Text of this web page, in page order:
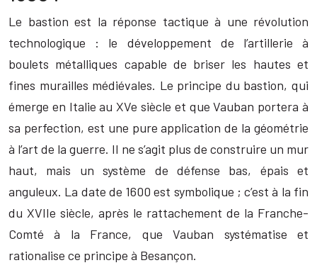
Le bastion est la réponse tactique à une révolution
technologique : le développement de l’artillerie à
boulets métalliques capable de briser les hautes et
fines murailles médiévales. Le principe du bastion, qui
émerge en Italie au XVe siècle et que Vauban portera à
sa perfection, est une pure application de la géométrie
à l’art de la guerre. Il ne s’agit plus de construire un mur
haut, mais un système de défense bas, épais et
anguleux. La date de 1600 est symbolique ; c’est à la fin
du XVIIe siècle, après le rattachement de la Franche-
Comté à la France, que Vauban systématise et
rationalise ce principe à Besançon.